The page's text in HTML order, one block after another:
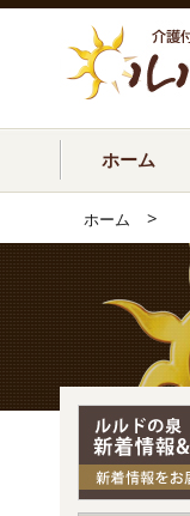
ホーム
ホーム >